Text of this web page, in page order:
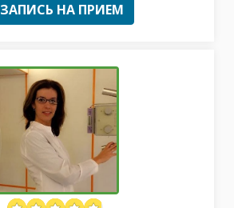
ЗАПИСЬ НА ПРИЕМ